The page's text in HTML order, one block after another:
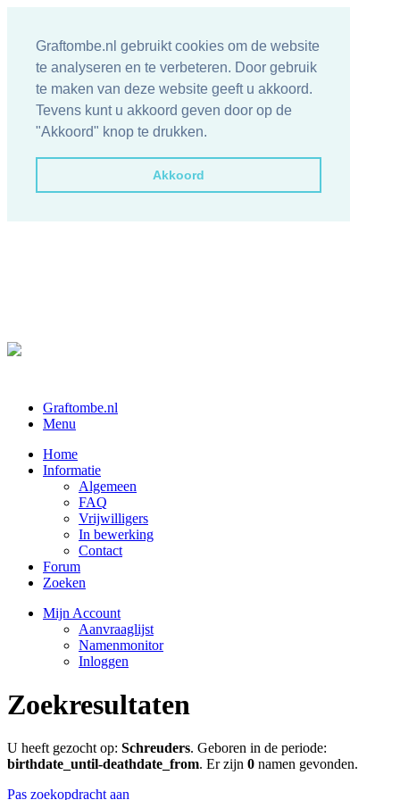
Graftombe.nl gebruikt cookies om de website
te analyseren en te verbeteren. Door gebruik
te maken van deze website geeft u akkoord.
Tevens kunt u akkoord geven door op de
"Akkoord" knop te drukken.
Akkoord
Graftombe.nl
Menu
Home
Informatie
Algemeen
FAQ
Vrijwilligers
In bewerking
Contact
Forum
Zoeken
Mijn Account
Aanvraaglijst
Namenmonitor
Inloggen
Zoekresultaten
U heeft gezocht op: Schreuders. Geboren in de periode:
birthdate_until-deathdate_from. Er zijn 0 namen gevonden.
Pas zoekopdracht aan